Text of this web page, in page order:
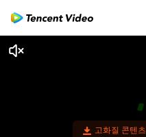
고화질 콘텐